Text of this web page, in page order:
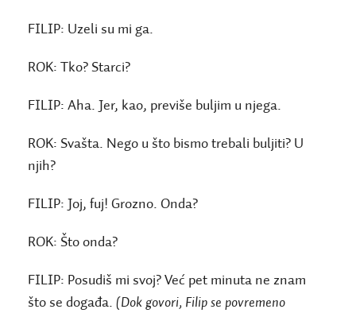
FILIP: Uzeli su mi ga.
ROK: Tko? Starci?
FILIP: Aha. Jer, kao, previše buljim u njega.
ROK: Svašta. Nego u što bismo trebali buljiti? U
njih?
FILIP: Joj, fuj! Grozno. Onda?
ROK: Što onda?
FILIP: Posudiš mi svoj? Već pet minuta ne znam
što se događa.(Dok govori, Filip se povremeno